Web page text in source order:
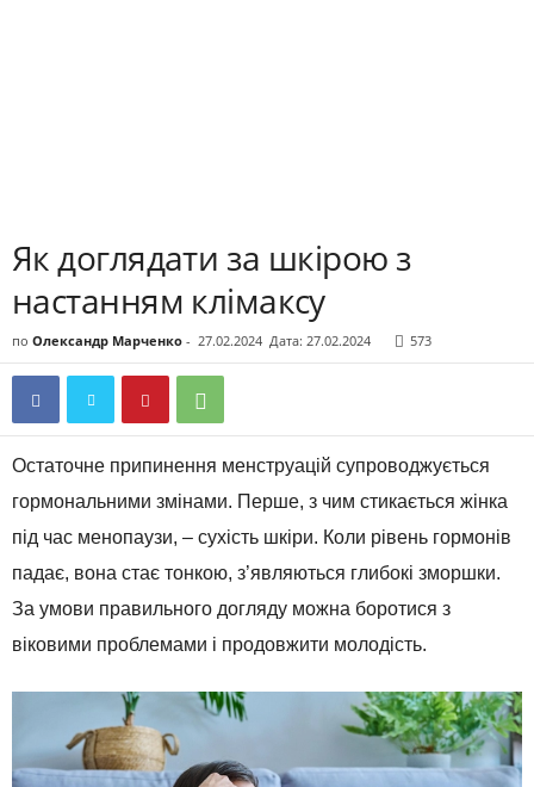
Як доглядати за шкірою з
настанням клімаксу
по Олександр Марченко - 27.02.2024 Дата: 27.02.2024 573
Остаточне припинення менструацій супроводжується
гормональними змінами. Перше, з чим стикається жінка
під час менопаузи, – сухість шкіри. Коли рівень гормонів
падає, вона стає тонкою, з’являються глибокі зморшки.
За умови правильного догляду можна боротися з
віковими проблемами і продовжити молодість.